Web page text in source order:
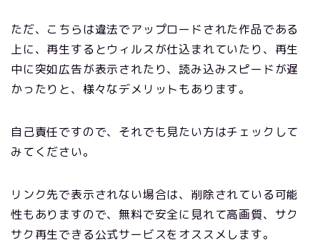
ただ、こちらは違法でアップロードされた作品である
上に、再生するとウィルスが仕込まれていたり、再生
中に突如広告が表示されたり、読み込みスピードが遅
かったりと、様々なデメリットもあります。
自己責任ですので、それでも見たい方はチェックして
みてください。
リンク先で表示されない場合は、削除されている可能
性もありますので、無料で安全に見れて高画質、サク
サク再生できる公式サービスをオススメします。